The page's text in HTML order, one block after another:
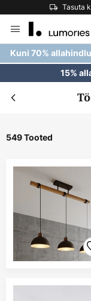
Tasuta
to
Content
Kuni 70%
15%
549 Tooted